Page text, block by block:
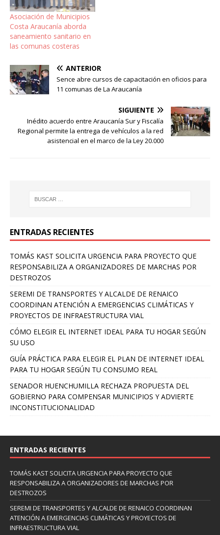
Asociación de Municipios
Costa Araucanía aborda
saneamiento sanitario en
las comunas costeras
ANTERIOR
Sence abre cursos de capacitación en oficios para
11 comunas de La Araucanía
SIGUIENTE
Inédito acuerdo entre Araucanía Sur y Fiscalía
Regional permite la entrega de vehículos a la red
asistencial en el marco de la Ley 20.000
ENTRADAS RECIENTES
TOMÁS KAST SOLICITA URGENCIA PARA PROYECTO QUE
RESPONSABILIZA A ORGANIZADORES DE MARCHAS POR
DESTROZOS
SEREMI DE TRANSPORTES Y ALCALDE DE RENAICO
COORDINAN ATENCIÓN A EMERGENCIAS CLIMÁTICAS Y
PROYECTOS DE INFRAESTRUCTURA VIAL
CÓMO ELEGIR EL INTERNET IDEAL PARA TU HOGAR SEGÚN
SU USO
GUÍA PRÁCTICA PARA ELEGIR EL PLAN DE INTERNET IDEAL
PARA TU HOGAR SEGÚN TU CONSUMO REAL
SENADOR HUENCHUMILLA RECHAZA PROPUESTA DEL
GOBIERNO PARA COMPENSAR MUNICIPIOS Y ADVIERTE
INCONSTITUCIONALIDAD
ENTRADAS RECIENTES
TOMÁS KAST SOLICITA URGENCIA PARA PROYECTO QUE
RESPONSABILIZA A ORGANIZADORES DE MARCHAS POR
DESTROZOS
SEREMI DE TRANSPORTES Y ALCALDE DE RENAICO COORDINAN
ATENCIÓN A EMERGENCIAS CLIMÁTICAS Y PROYECTOS DE
INFRAESTRUCTURA VIAL